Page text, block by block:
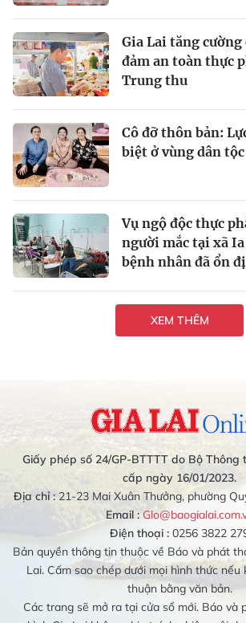
Gia Lai tăng cường
đảm an toàn thực
Trung thu
Cô đỡ thôn bản:
biệt ở vùng dân
Vụ ngộ độc thực
người mắc tại xã
bệnh nhân đã ổn
XEM THÊM
Giấy phép số 24/GP-BTTTT do Bộ Thông
cấp ngày 16/01/2023.
Địa chỉ :21-23 Mai Xuân Thưởng, phường
Email :
Điện thoại : 0256 3822
Bản quyền thông tin thuộc về Báo và phát
Lai. Cấm sao chép dưới mọi hình thức nếu
thuận bằng văn bản.
Các trang sẽ mở ra tại cửa sổ mới. Báo và